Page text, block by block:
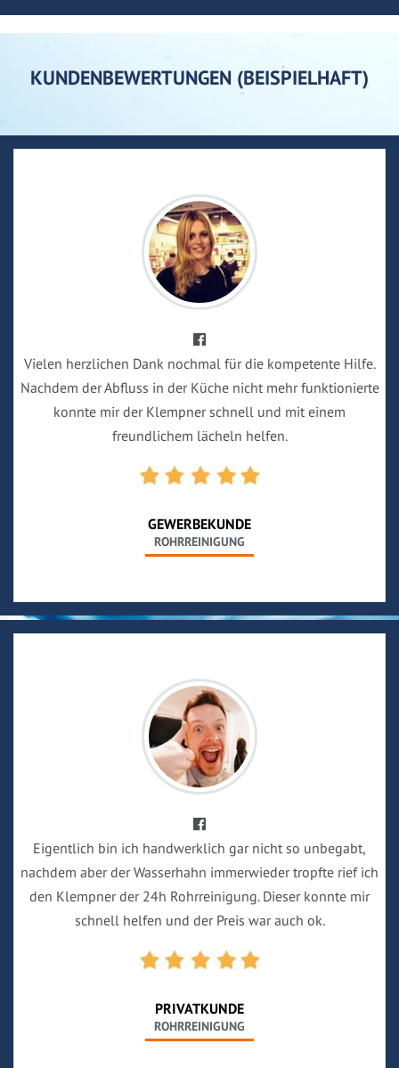
KUNDENBEWERTUNGEN (BEISPIELHAFT)
Vielen herzlichen Dank nochmal für die kompetente Hilfe.
Nachdem der Abfluss in der Küche nicht mehr funktionierte
konnte mir der Klempner schnell und mit einem
freundlichem lächeln helfen.
GEWERBEKUNDE
ROHRREINIGUNG
Eigentlich bin ich handwerklich gar nicht so unbegabt,
nachdem aber der Wasserhahn immerwieder tropfte rief ich
den Klempner der 24h Rohrreinigung. Dieser konnte mir
schnell helfen und der Preis war auch ok.
PRIVATKUNDE
ROHRREINIGUNG